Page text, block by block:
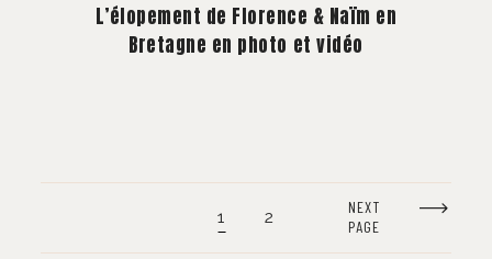
L’élopement de Florence & Naïm en
Bretagne en photo et vidéo
1 2
NEXT
PAGE